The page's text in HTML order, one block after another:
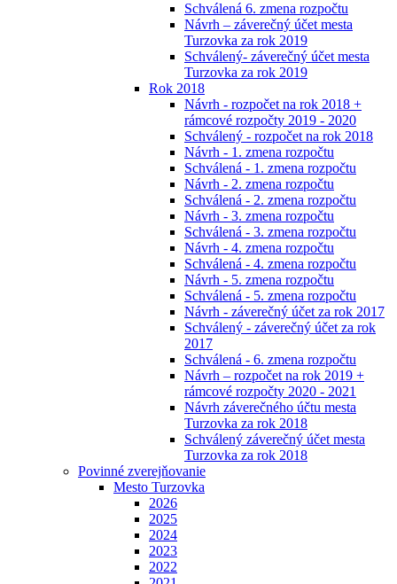
Schválená 6. zmena rozpočtu
Návrh – záverečný účet mesta
Turzovka za rok 2019
Schválený- záverečný účet mesta
Turzovka za rok 2019
Rok 2018
Návrh - rozpočet na rok 2018 +
rámcové rozpočty 2019 - 2020
Schválený - rozpočet na rok 2018
Návrh - 1. zmena rozpočtu
Schválená - 1. zmena rozpočtu
Návrh - 2. zmena rozpočtu
Schválená - 2. zmena rozpočtu
Návrh - 3. zmena rozpočtu
Schválená - 3. zmena rozpočtu
Návrh - 4. zmena rozpočtu
Schválená - 4. zmena rozpočtu
Návrh - 5. zmena rozpočtu
Schválená - 5. zmena rozpočtu
Návrh - záverečný účet za rok 2017
Schválený - záverečný účet za rok
2017
Schválená - 6. zmena rozpočtu
Návrh – rozpočet na rok 2019 +
rámcové rozpočty 2020 - 2021
Návrh záverečného účtu mesta
Turzovka za rok 2018
Schválený záverečný účet mesta
Turzovka za rok 2018
Povinné zverejňovanie
Mesto Turzovka
2026
2025
2024
2023
2022